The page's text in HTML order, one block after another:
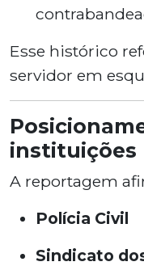
Esse histórico
servidor em
instituições
A reportagem
Polícia Civil
Sindicato